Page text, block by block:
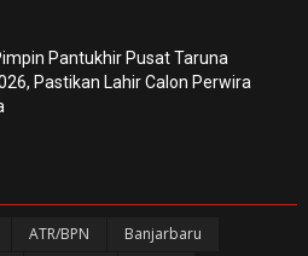
Pantukhir Pusat Taruna
Pastikan Lahir Calon Perwira
ATR/BPN
Banjarbaru